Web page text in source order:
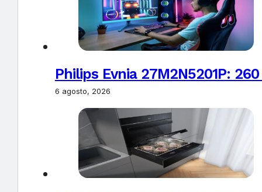
Philips Evnia 27M2N5201P:
6 agosto, 2026